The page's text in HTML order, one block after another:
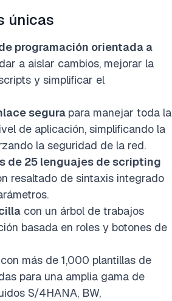
únicas
programación orientada a
a aislar cambios, mejorar la
y simplificar el
segura para manejar toda la
de aplicación, simplificando la
la seguridad de la red.
de 25 lenguajes de scripting
resaltado de sintaxis integrado
con un árbol de trabajos
basada en roles y botones de
con más de 1,000 plantillas de
para una amplia gama de
S/4HANA, BW,